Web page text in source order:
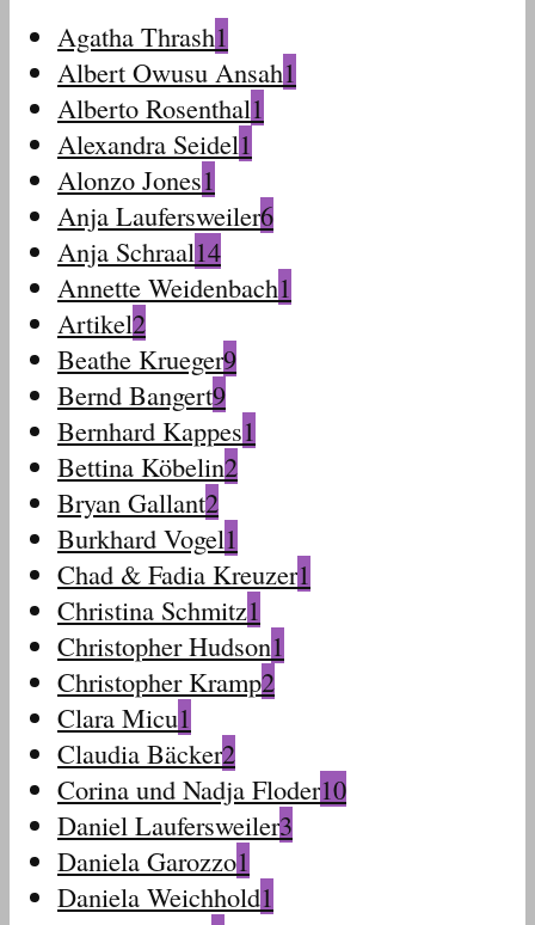
Agatha Thrash1
Albert Owusu Ansah1
Alberto Rosenthal1
Alexandra Seidel1
Alonzo Jones1
Anja Laufersweiler6
Anja Schraal14
Annette Weidenbach1
Artikel2
Beathe Krueger9
Bernd Bangert9
Bernhard Kappes1
Bettina Köbelin2
Bryan Gallant2
Burkhard Vogel1
Chad & Fadia Kreuzer1
Christina Schmitz1
Christopher Hudson1
Christopher Kramp2
Clara Micu1
Claudia Bäcker2
Corina und Nadja Floder10
Daniel Laufersweiler3
Daniela Garozzo1
Daniela Weichhold1